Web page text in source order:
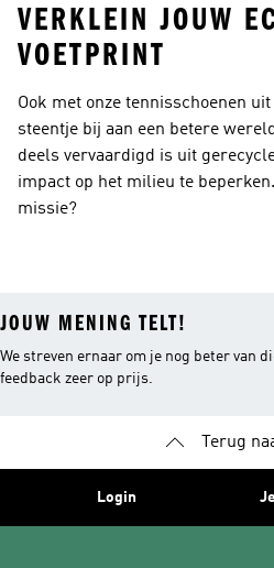
VERKLEIN JOUW
VOETPRINT
Ook met onze tennisschoenen
steentje bij aan een betere
deels vervaardigd is uit
impact op het milieu te
missie?
JOUW MENING TELT!
We streven ernaar om je nog beter van
feedback zeer op prijs.
Terug
Login